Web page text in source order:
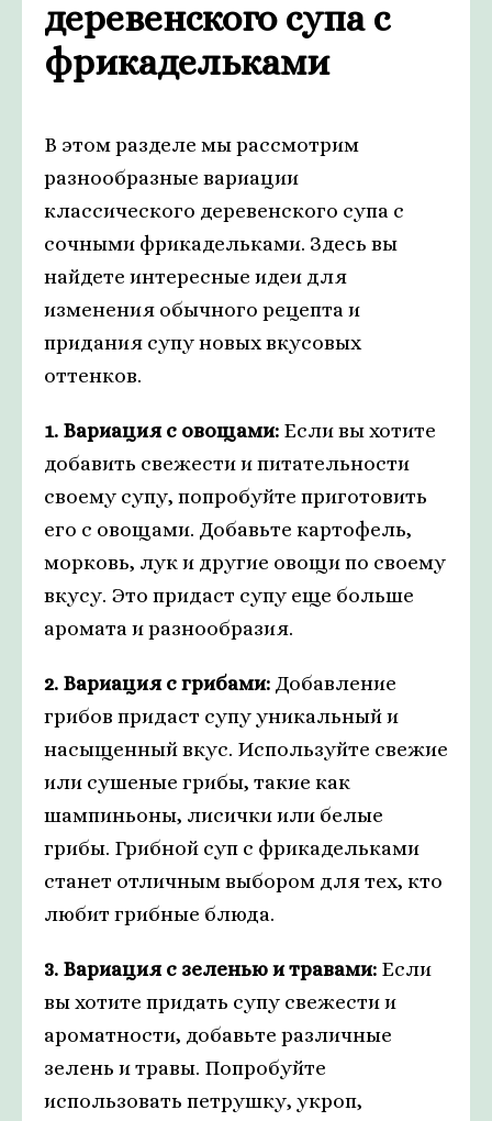
деревенского супа с
фрикадельками
В этом разделе мы рассмотрим
разнообразные вариации
классического деревенского супа с
сочными фрикадельками. Здесь вы
найдете интересные идеи для
изменения обычного рецепта и
придания супу новых вкусовых
оттенков.
1. Вариация с овощами: Если вы хотите
добавить свежести и питательности
своему супу, попробуйте приготовить
его с овощами. Добавьте картофель,
морковь, лук и другие овощи по своему
вкусу. Это придаст супу еще больше
аромата и разнообразия.
2. Вариация с грибами: Добавление
грибов придаст супу уникальный и
насыщенный вкус. Используйте свежие
или сушеные грибы, такие как
шампиньоны, лисички или белые
грибы. Грибной суп с фрикадельками
станет отличным выбором для тех, кто
любит грибные блюда.
3. Вариация с зеленью и травами: Если
вы хотите придать супу свежести и
ароматности, добавьте различные
зелень и травы. Попробуйте
использовать петрушку, укроп,